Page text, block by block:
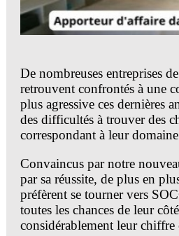
SOCOREBAT est le premier
vous garantir des demandes
réside dans l’exclusivité de la
la seule entreprise en relation
son interlocuteur direct.
Le groupe SOCOREBAT
au sein de son réseau de
de tous horizons, ils ont
leur professionnalisme et leur
vous vous reconnaissez,
parmi la belle équipe
De nombreuses entreprises
retrouvent confrontés à une
plus agressive ces dernières
des difficultés à trouver des
correspondant à leur
Convaincus par notre
par sa réussite, de plus en
préfèrent se tourner vers
toutes les chances de leur
considérablement leur chiffre